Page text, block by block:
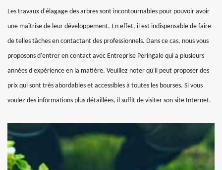
Les travaux d'élagage des arbres sont incontournables pour pouvoir avoir
une maîtrise de leur développement. En effet, il est indispensable de faire
de telles tâches en contactant des professionnels. Dans ce cas, nous vous
proposons d'entrer en contact avec Entreprise Peringale qui a plusieurs
années d'expérience en la matière. Veuillez noter qu'il peut proposer des
prix qui sont très abordables et accessibles à toutes les bourses. Si vous
voulez des informations plus détaillées, il suffit de visiter son site Internet.